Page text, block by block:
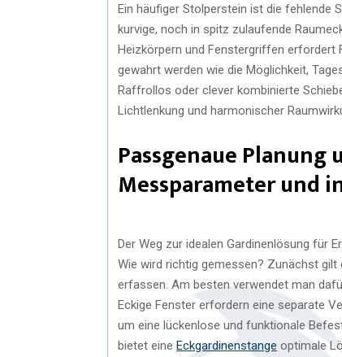
Ein häufiger Stolperstein ist die fehlende
kurvige, noch in spitz zulaufende
Heizkörpern und Fenstergriffen erfordert
gewahrt werden wie die Möglichkeit,
Raffrollos oder clever kombinierte
Lichtlenkung und harmonischer
Passgenaue
Messparameter und
Der Weg zur idealen Gardinenlösung für
Wie wird richtig gemessen? Zunächst gilt
erfassen. Am besten verwendet man
Eckige Fenster erfordern eine separate
um eine lückenlose und funktionale
bietet eine Eckgardinenstange optimale